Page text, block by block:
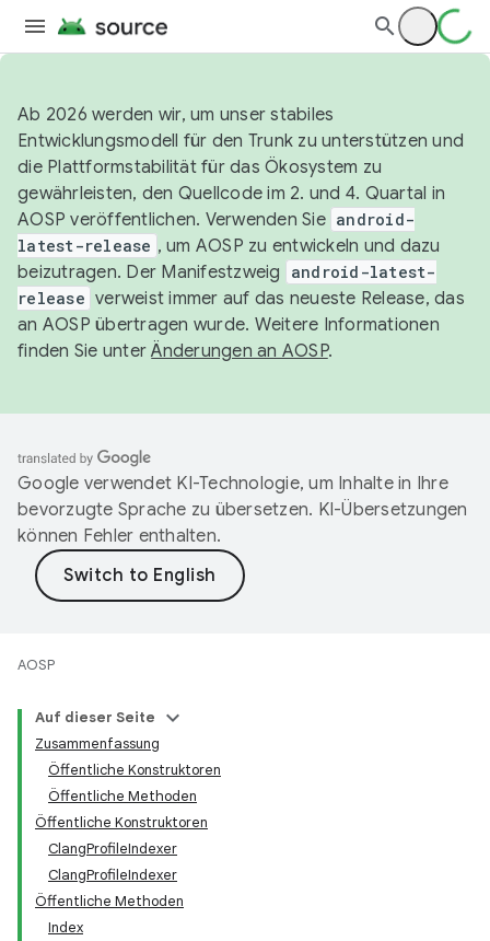
Ab 2026 werden wir, um unser stabiles
Entwicklungsmodell für den Trunk zu unterstützen und
die Plattformstabilität für das Ökosystem zu
gewährleisten, den Quellcode im 2. und 4. Quartal in
AOSP veröffentlichen. Verwenden Sie android-
latest-release , um AOSP zu entwickeln und dazu
beizutragen. Der Manifestzweig
android-latest-
release verweist immer auf das neueste Release, das
an AOSP übertragen wurde. Weitere Informationen
finden Sie unterÄnderungen an AOSP.
Google verwendet KI-Technologie, um Inhalte in Ihre
bevorzugte Sprache zu übersetzen. KI-Übersetzungen
können Fehler enthalten.
AOSP
Auf dieser Seite
Zusammenfassung
Öffentliche Konstruktoren
Öffentliche Methoden
Öffentliche Konstruktoren
ClangProfileIndexer
ClangProfileIndexer
Öffentliche Methoden
Index